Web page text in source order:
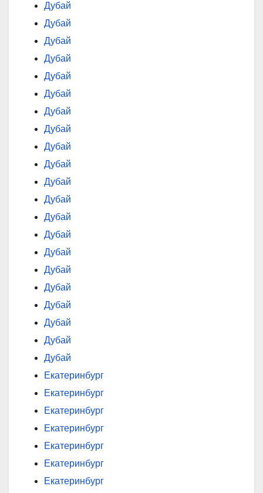
Дубай
Дубай
Дубай
Дубай
Дубай
Дубай
Дубай
Дубай
Дубай
Дубай
Дубай
Дубай
Дубай
Дубай
Дубай
Дубай
Дубай
Дубай
Дубай
Дубай
Дубай
Екатеринбург
Екатеринбург
Екатеринбург
Екатеринбург
Екатеринбург
Екатеринбург
Екатеринбург